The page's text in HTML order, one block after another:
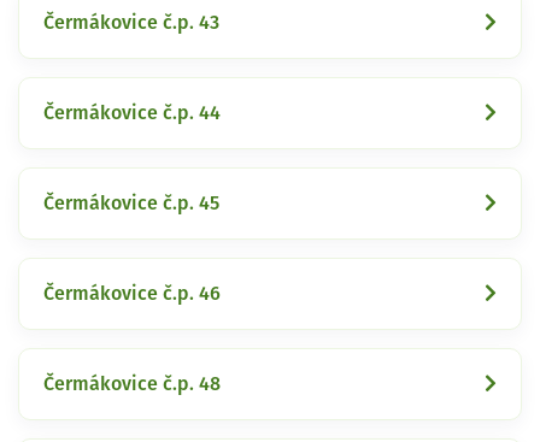
Čermákovice č.p. 43
Čermákovice č.p. 44
Čermákovice č.p. 45
Čermákovice č.p. 46
Čermákovice č.p. 48